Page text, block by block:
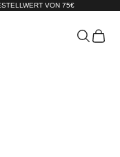
VON 75€
Suchen